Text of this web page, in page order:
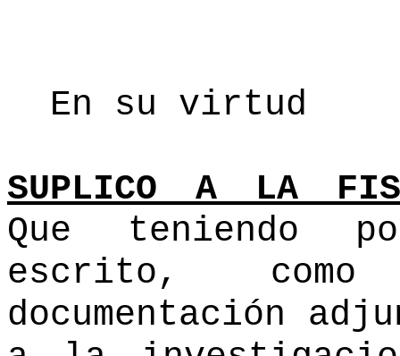
En su virtud
SUPLICO A LA
Que teniendo
escrito,
documentación